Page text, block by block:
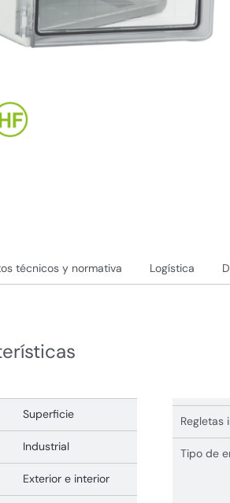
técnicos y normativa Logística
Superficie
Industrial
Exterior e interior
Regletas
Tipo de